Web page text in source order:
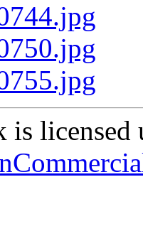
is licensed